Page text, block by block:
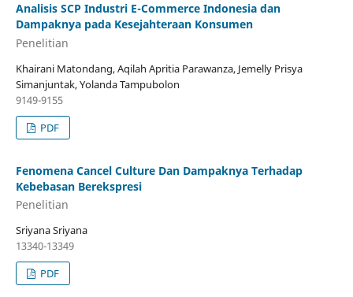
Analisis SCP Industri E-Commerce Indonesia dan
Dampaknya pada Kesejahteraan Konsumen
Penelitian
Khairani Matondang, Aqilah Apritia Parawanza, Jemelly Prisya
Simanjuntak, Yolanda Tampubolon
9149-9155
PDF
Fenomena Cancel Culture Dan Dampaknya Terhadap
Kebebasan Berekspresi
Penelitian
Sriyana Sriyana
13340-13349
PDF